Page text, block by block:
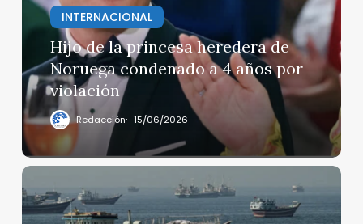
Noruega
condenado
a
4
años
por
violación
INTERNACIONAL
Hijo de la princesa heredera de
Noruega condenado a 4 años por
violación
Redacción 15/06/2026
Irán
afirma
que